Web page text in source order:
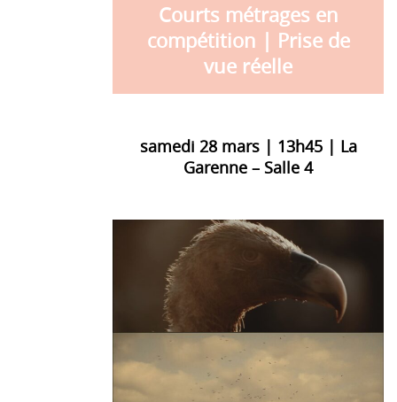
Courts métrages en
compétition | Prise de
vue réelle
samedi 28 mars | 13h45 | La
Garenne – Salle 4